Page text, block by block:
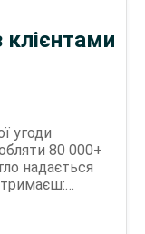
угоди
80 000+